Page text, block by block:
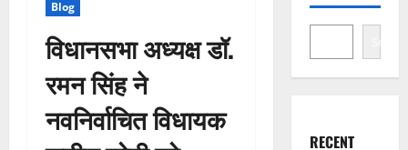
Blog
विधानसभा अध्यक्ष डॉ.
रमन सिंह ने
नवनिर्वाचित विधायक
Search
RECENT